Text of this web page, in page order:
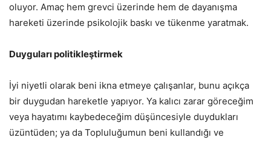
oluyor. Amaç hem grevci üzerinde hem de dayanışma
hareketi üzerinde psikolojik baskı ve tükenme yaratmak.
Duyguları politikleştirmek
İyi niyetli olarak beni ikna etmeye çalışanlar, bunu açıkça
bir duygudan hareketle yapıyor. Ya kalıcı zarar göreceğim
veya hayatımı kaybedeceğim düşüncesiyle duydukları
üzüntüden; ya da Topluluğumun beni kullandığı ve